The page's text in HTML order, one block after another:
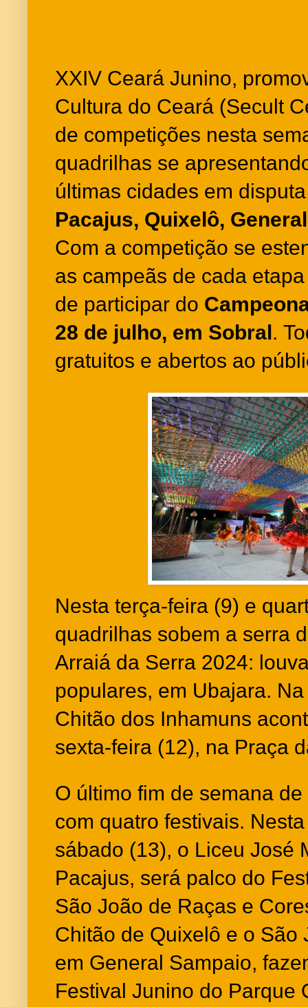
XXIV Ceará Junino,
Cultura do Ceará (Secult
de competições nesta
quadrilhas se
últimas cidades em
Pacajus, Quixelô,
Com a competição se
as campeãs de cada
de participar do
28 de julho, em Sobral.
gratuitos e abertos ao
Nesta terça-feira (9) e
quadrilhas sobem a serra
Arraiá da Serra 2024:
populares, em Ubajara.
Chitão dos Inhamuns
sexta-feira (12), na Praça
O último fim de semana
com quatro festivais.
sábado (13), o Liceu José
Pacajus, será palco do
São João de Raças e
Chitão de Quixelô e o São
em General Sampaio,
Festival Junino do Parque